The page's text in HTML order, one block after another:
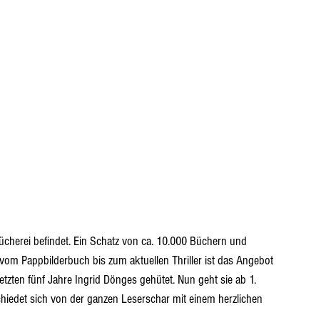
befindet. Ein Schatz von ca. 10.000 Büchern und
Pappbilderbuch bis zum aktuellen Thriller ist das Angebot
fünf Jahre Ingrid Dönges gehütet. Nun geht sie ab 1.
sich von der ganzen Leserschar mit einem herzlichen